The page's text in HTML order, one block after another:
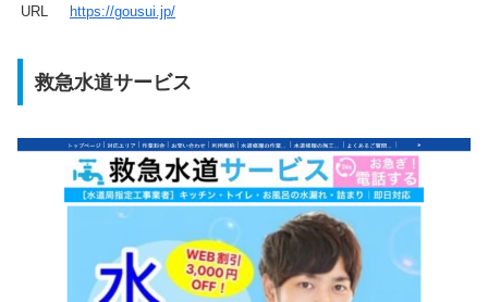
URL
https://gousui.jp/
救急水道サービス